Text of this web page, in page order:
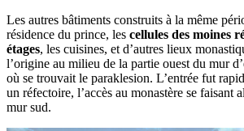
Les autres bâtiments construits à la même
résidence du prince, les cellules des moines
étages, les cuisines, et d’autres lieux
l’origine au milieu de la partie ouest du mur
où se trouvait le paraklesion. L’entrée fut
un réfectoire, l’accès au monastère se faisant
mur sud.